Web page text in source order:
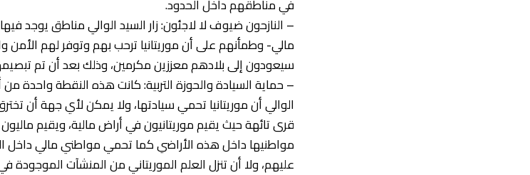
في مناطقهم داخل الحدود.
– النازحون ضيوف لا لاجئون: زار السيد الوالي مناطق يوجد
مالي- وطمأنهم على أن موريتانيا ترحب بهم وتوفر لهم الأمن
سيعودون إلى بلادهم معززين مكرمين، وذلك بعد أن تم
– حماية السيادة والحوزة التربية: كانت هذه النقطة واحدة
الوالي أن موريتانيا تحمي سيادتها، ولا يمكن لأي جهة أن
قرى تائهة حيث يقيم موريتانيون في أراض مالية، ويقيم
مواطنيها داخل هذه الأراضي كما تحمي مواطني مالي داخل
عليهم، ولا أن تنزل العلم الموريتاني من المنشآت الموجودة